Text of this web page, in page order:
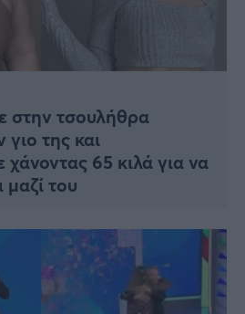
στην τσουλήθρα
γιο της και
65 κιλά για να
μαζί του